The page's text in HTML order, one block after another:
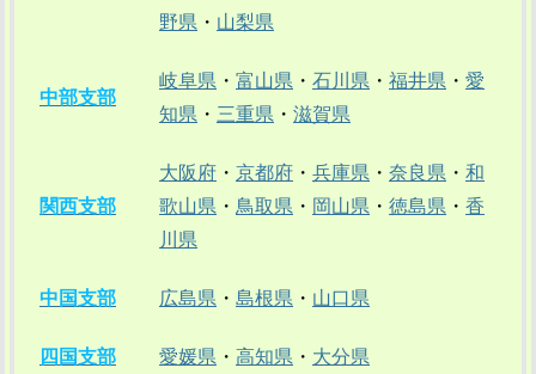
野県 ・ 山梨県
中部支部
岐阜県 ・ 富山県 ・ 石川県 ・ 福井県 ・ 愛
知県 ・ 三重県 ・ 滋賀県
関西支部
大阪府 ・ 京都府 ・ 兵庫県 ・ 奈良県 ・ 和
歌山県 ・ 鳥取県 ・ 岡山県 ・ 徳島県 ・ 香
川県
中国支部 広島県 ・ 島根県 ・ 山口県
四国支部 愛媛県 ・ 高知県 ・ 大分県